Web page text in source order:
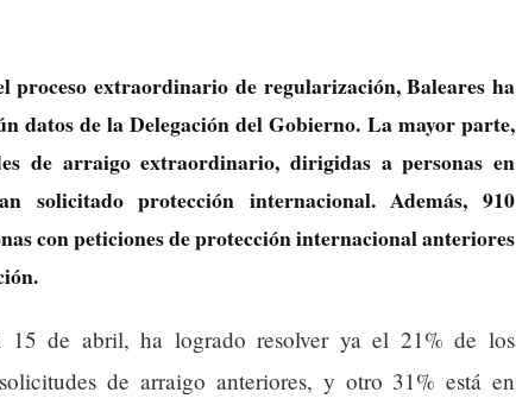
proceso extraordinario de regularización, Baleares ha
datos de la Delegación del Gobierno. La mayor parte,
de arraigo extraordinario, dirigidas a personas en
solicitado protección internacional. Además, 910
con peticiones de protección internacional anteriores
15 de abril, ha logrado resolver ya el 21% de los
de arraigo anteriores, y otro 31% está en